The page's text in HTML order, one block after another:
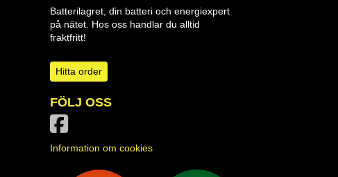
Batterilagret, din batteri och energiexpert
på nätet. Hos oss handlar du alltid
fraktfritt!
Hitta order
FÖLJ OSS
Information om cookies